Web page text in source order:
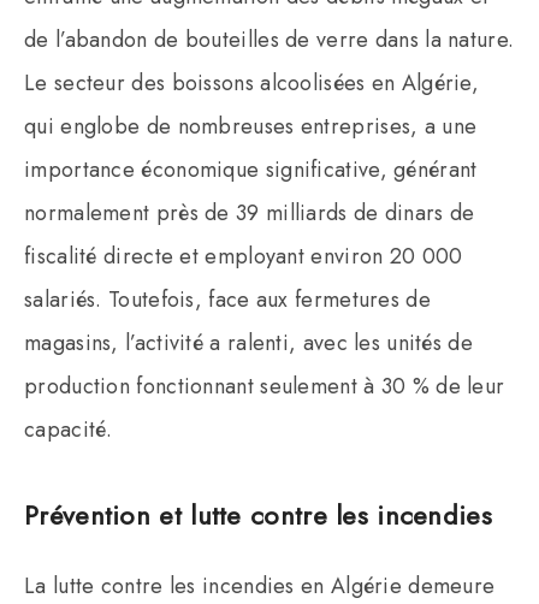
de l’abandon de bouteilles de verre dans la nature.
Le secteur des boissons alcoolisées en Algérie,
qui englobe de nombreuses entreprises, a une
importance économique significative, générant
normalement près de 39 milliards de dinars de
fiscalité directe et employant environ 20 000
salariés. Toutefois, face aux fermetures de
magasins, l’activité a ralenti, avec les unités de
production fonctionnant seulement à 30 % de leur
capacité.
Prévention et lutte contre les incendies
La lutte contre les incendies en Algérie demeure